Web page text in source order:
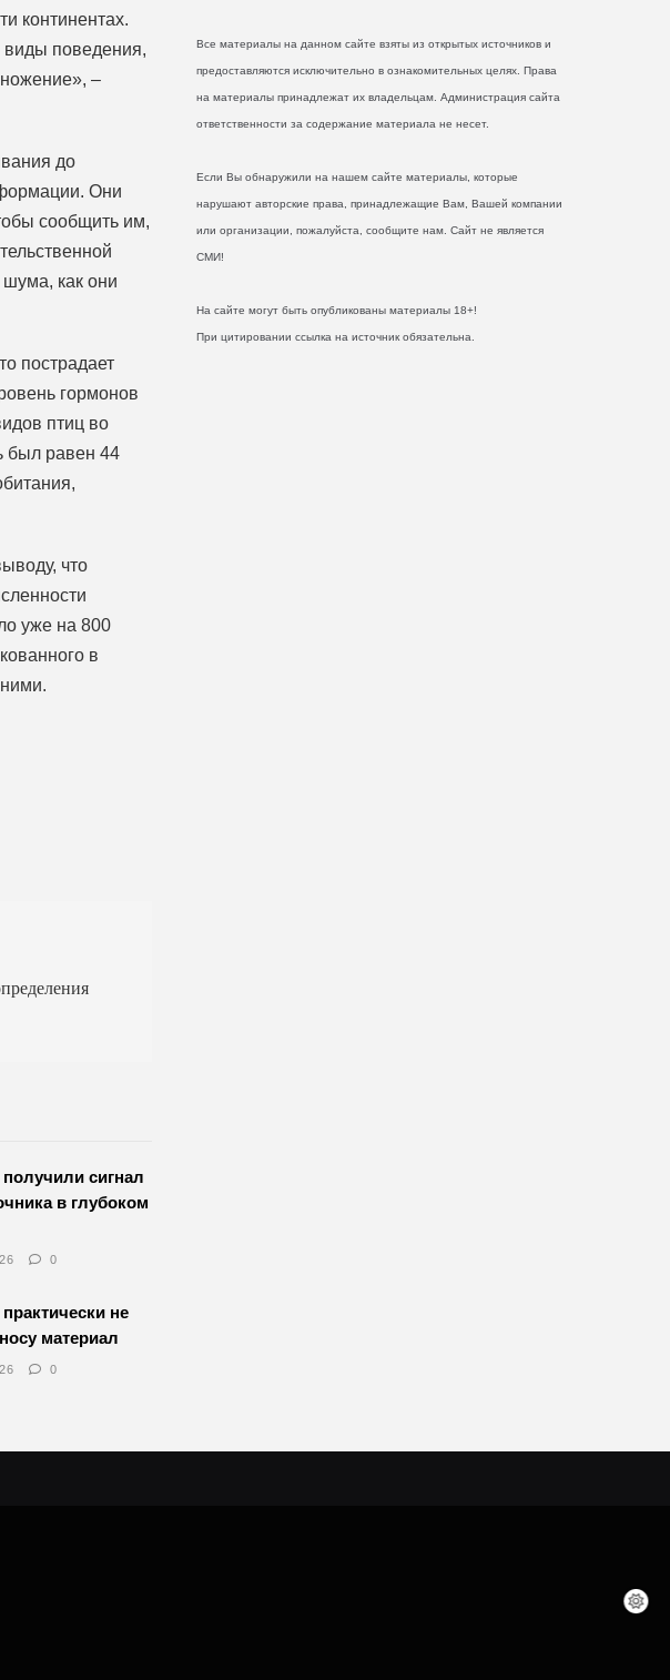
континентах.
виды поведения,
–
до
Они
сообщить им,
как они
пострадает
гормонов
птиц во
был равен 44
что
уже на 800
в
сигнал
в глубоком
0
не
материал
0
Все материалы на данном сайте взяты из открытых источников и
предоставляются исключительно в ознакомительных целях. Права
на материалы принадлежат их владельцам. Администрация сайта
ответственности за содержание материала не несет.
Если Вы обнаружили на нашем сайте материалы, которые
нарушают авторские права, принадлежащие Вам, Вашей компании
или организации, пожалуйста, сообщите нам. Сайт не является
СМИ!
На сайте могут быть опубликованы материалы 18+!
При цитировании ссылка на источник обязательна.